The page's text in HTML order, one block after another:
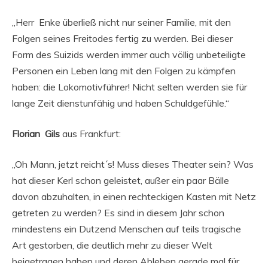
„Herr Enke überließ nicht nur seiner Familie, mit den
Folgen seines Freitodes fertig zu werden. Bei dieser
Form des Suizids werden immer auch völlig unbeteiligte
Personen ein Leben lang mit den Folgen zu kämpfen
haben: die Lokomotivführer! Nicht selten werden sie für
lange Zeit dienstunfähig und haben Schuldgefühle.“
Florian Gils aus Frankfurt:
„Oh Mann, jetzt reicht´s! Muss dieses Theater sein? Was
hat dieser Kerl schon geleistet, außer ein paar Bälle
davon abzuhalten, in einen rechteckigen Kasten mit Netz
getreten zu werden? Es sind in diesem Jahr schon
mindestens ein Dutzend Menschen auf teils tragische
Art gestorben, die deutlich mehr zu dieser Welt